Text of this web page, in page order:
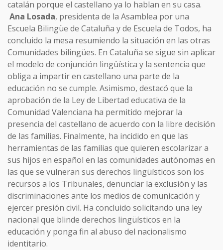
catalán porque el castellano ya lo hablan en su casa.
Ana Losada, presidenta de la Asamblea por una
Escuela Bilingüe de Cataluña y de Escuela de Todos, ha
concluido la mesa resumiendo la situación en las otras
Comunidades bilingües. En Cataluña se sigue sin aplicar
el modelo de conjunción lingüística y la sentencia que
obliga a impartir en castellano una parte de la
educación no se cumple. Asimismo, destacó que la
aprobación de la Ley de Libertad educativa de la
Comunidad Valenciana ha permitido mejorar la
presencia del castellano de acuerdo con la libre decisión
de las familias. Finalmente, ha incidido en que las
herramientas de las familias que quieren escolarizar a
sus hijos en español en las comunidades autónomas en
las que se vulneran sus derechos lingüísticos son los
recursos a los Tribunales, denunciar la exclusión y las
discriminaciones ante los medios de comunicación y
ejercer presión civil. Ha concluido solicitando una ley
nacional que blinde derechos lingüísticos en la
educación y ponga fin al abuso del nacionalismo
identitario.